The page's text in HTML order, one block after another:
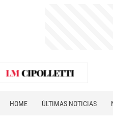
HOME ÚLTIMAS NOTICIAS